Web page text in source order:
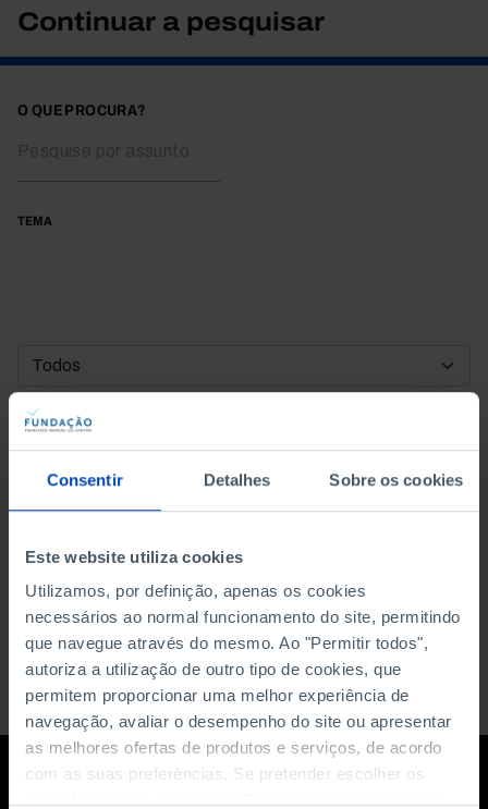
Consentir Detalhes Sobre os cookies
Este website utiliza cookies
Utilizamos, por definição, apenas os cookies
necessários ao normal funcionamento do site, permitindo
que navegue através do mesmo. Ao "Permitir todos",
autoriza a utilização de outro tipo de cookies, que
permitem proporcionar uma melhor experiência de
navegação, avaliar o desempenho do site ou apresentar
as melhores ofertas de produtos e serviços, de acordo
com as suas preferências. Se pretender escolher os
Continuar a pesquisar
O QUE PROCURA?
TEMA
DATA DE INÍCIO
DATA DE FIM